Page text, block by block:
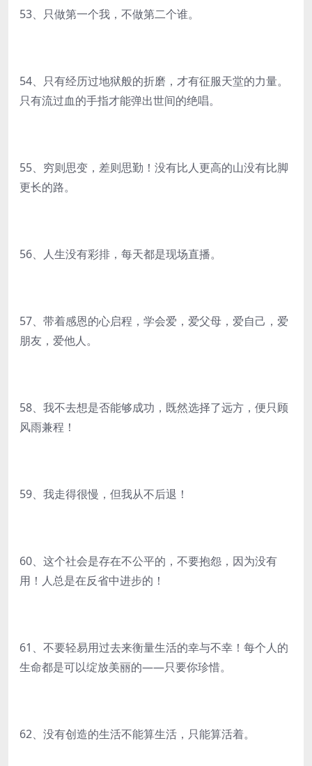
53、只做第一个我，不做第二个谁。
54、只有经历过地狱般的折磨，才有征服天堂的力量。
只有流过血的手指才能弹出世间的绝唱。
55、穷则思变，差则思勤！没有比人更高的山没有比脚
更长的路。
56、人生没有彩排，每天都是现场直播。
57、带着感恩的心启程，学会爱，爱父母，爱自己，爱
朋友，爱他人。
58、我不去想是否能够成功，既然选择了远方，便只顾
风雨兼程！
59、我走得很慢，但我从不后退！
60、这个社会是存在不公平的，不要抱怨，因为没有
用！人总是在反省中进步的！
61、不要轻易用过去来衡量生活的幸与不幸！每个人的
生命都是可以绽放美丽的——只要你珍惜。
62、没有创造的生活不能算生活，只能算活着。